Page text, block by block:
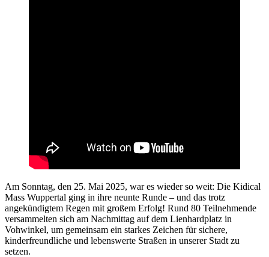
Am Sonntag, den 25. Mai 2025, war es wieder so weit: Die Kidical
Mass Wuppertal ging in ihre neunte Runde – und das trotz
angekündigtem Regen mit großem Erfolg! Rund 80 Teilnehmende
versammelten sich am Nachmittag auf dem Lienhardplatz in
Vohwinkel, um gemeinsam ein starkes Zeichen für sichere,
kinderfreundliche und lebenswerte Straßen in unserer Stadt zu
setzen.